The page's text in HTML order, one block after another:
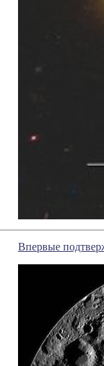
Впервые